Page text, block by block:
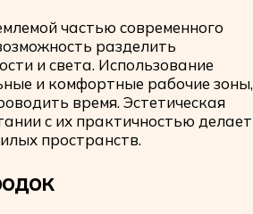
частью современного
разделить
и света. Использование
и комфортные рабочие зоны,
время. Эстетическая
с их практичностью делает
пространств.